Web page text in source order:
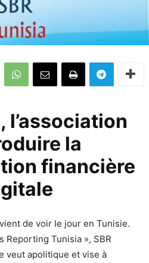
l’association
la
financière
de voir le jour en Tunisie.
Reporting Tunisia », SBR
veut apolitique et vise à